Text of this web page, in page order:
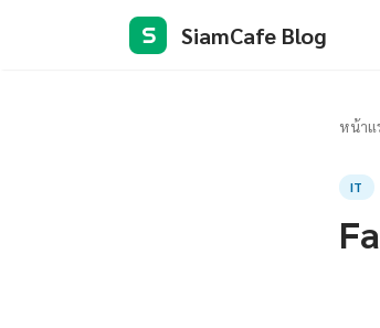
S SiamCafe Blog
หน้าแ
IT